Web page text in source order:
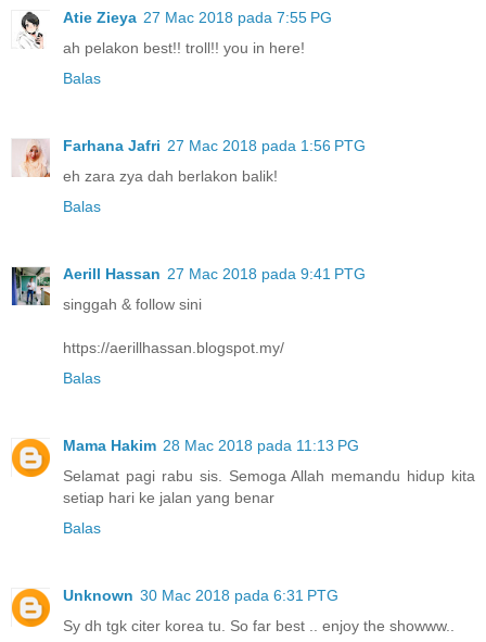
Atie Zieya 27 Mac 2018 pada 7:55 PG
ah pelakon best!! troll!! you in here!
Balas
Farhana Jafri 27 Mac 2018 pada 1:56 PTG
eh zara zya dah berlakon balik!
Balas
Aerill Hassan 27 Mac 2018 pada 9:41 PTG
singgah & follow sini
https://aerillhassan.blogspot.my/
Balas
Mama Hakim 28 Mac 2018 pada 11:13 PG
Selamat pagi rabu sis. Semoga Allah memandu hidup kita
setiap hari ke jalan yang benar
Balas
Unknown 30 Mac 2018 pada 6:31 PTG
Sy dh tgk citer korea tu. So far best .. enjoy the showww..